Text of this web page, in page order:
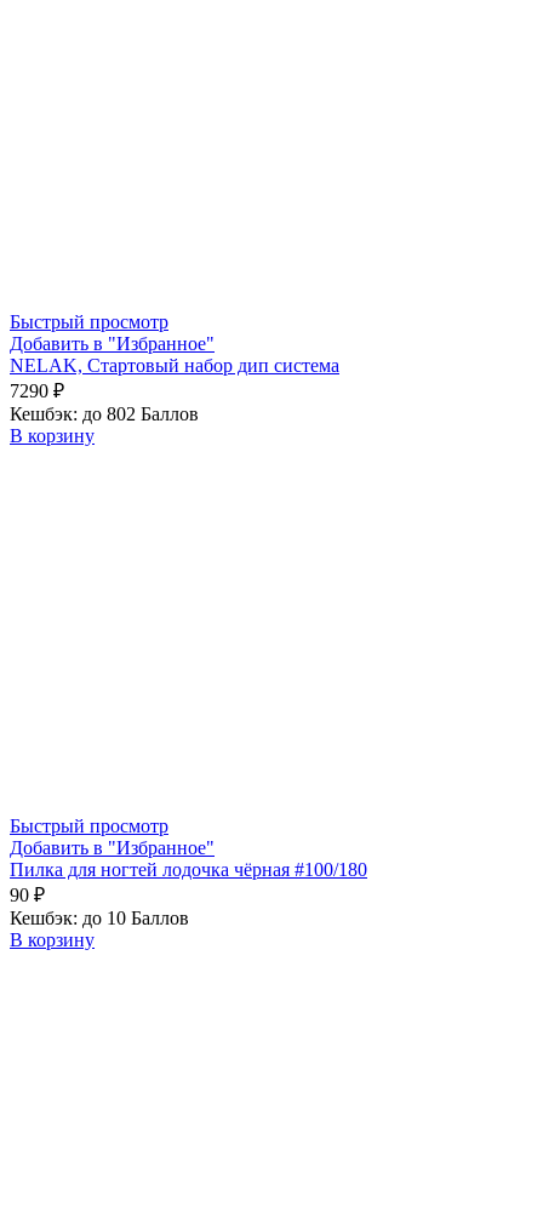
Быстрый просмотр
Добавить в "Избранное"
NELAK, Стартовый набор дип система
7290 ₽
Кешбэк: до 802 Баллов
В корзину
Быстрый просмотр
Добавить в "Избранное"
Пилка для ногтей лодочка чёрная #100/180
90 ₽
Кешбэк: до 10 Баллов
В корзину